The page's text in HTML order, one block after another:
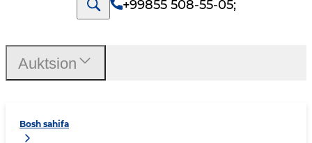
+99855 508-55-05;
Bosh sahifa
Auktsion